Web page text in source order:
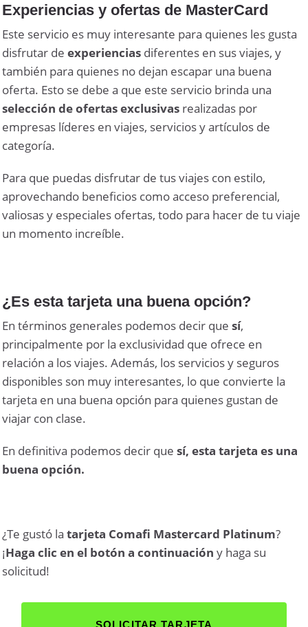
Experiencias y ofertas de MasterCard
Este servicio es muy interesante para quienes les gusta
disfrutar deexperiencias diferentes en sus viajes, y
también para quienes no dejan escapar una buena
oferta. Esto se debe a que este servicio brinda una
selección de ofertas exclusivas realizadas por
empresas líderes en viajes, servicios y artículos de
categoría.
Para que puedas disfrutar de tus viajes con estilo,
aprovechando beneficios como acceso preferencial,
valiosas y especiales ofertas, todo para hacer de tu viaje
un momento increíble.
¿Es esta tarjeta una buena opción?
En términos generales podemos decir quesí,
principalmente por la exclusividad que ofrece en
relación a los viajes. Además, los servicios y seguros
disponibles son muy interesantes, lo que convierte la
tarjeta en una buena opción para quienes gustan de
viajar con clase.
En definitiva podemos decir quesí, esta tarjeta es una
buena opción.
¿Te gustó latarjeta Comafi Mastercard Platinum?
¡Haga clic en el botón a continuación y haga su
solicitud!
SOLICITAR TARJETA